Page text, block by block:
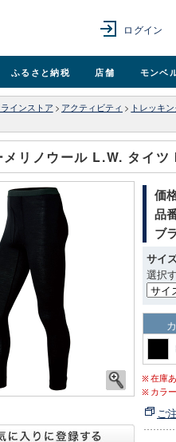
ログイン
ふるさと納税 店舗 モンベ
インストア > アクティビティ > トレッキ
メリノウール L.W. タイ
価
品
ブ
サイ
選択
在庫
カラ
ご